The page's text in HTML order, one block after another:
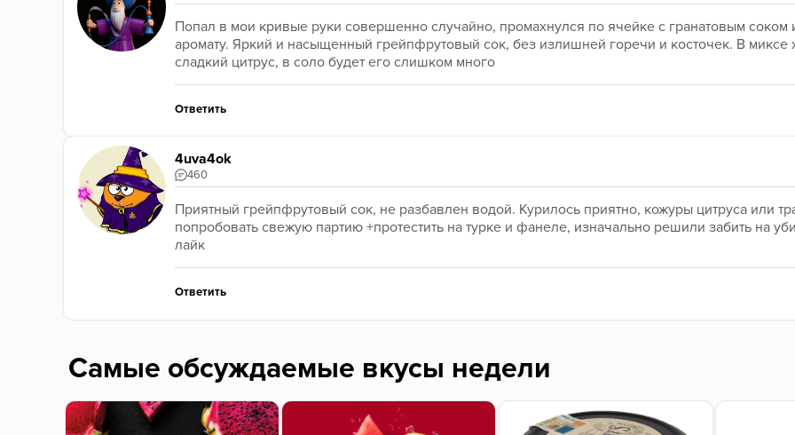
Попал в мои кривые руки совершенно случайно, промахнулся по ячейке с гранатовым соком
аромату. Яркий и насыщенный грейпфрутовый сок, без излишней горечи и косточек. В миксе
сладкий цитрус, в соло будет его слишком много
Ответить
4uva4ok
460
Приятный грейпфрутовый сок, не разбавлен водой. Курилось приятно, кожуры цитруса или
попробовать свежую партию +протестить на турке и фанеле, изначально решили забить на
лайк
Ответить
Самые обсуждаемые вкусы недели